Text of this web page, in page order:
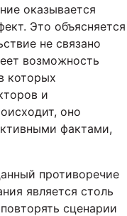
оказывается
Это объясняется
не связано
возможность
которых
и
оно
фактами,
противоречие
является столь
сценарии